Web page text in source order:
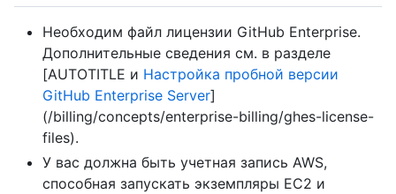
Необходим файл лицензии GitHub Enterprise.
Дополнительные сведения см. в разделе
[AUTOTITLE и Настройка пробной версии
GitHub Enterprise Server]
(/billing/concepts/enterprise-billing/ghes-license-
files).
У вас должна быть учетная запись AWS,
способная запускать экземпляры EC2 и